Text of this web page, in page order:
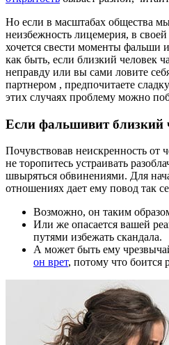
Но если в масштабах общества
неизбежность лицемерия, в
хочется свести моменты фальши
как быть, если близкий человек
неправду или вы сами ловите
партнером , предпочитаете
этих случаях проблему можно
Если фальшивит близкий
Почувствовав неискренность от
не торопитесь устраивать
швыряться обвинениями. Для
отношениях дает ему повод так
Возможно, он таким
Или же опасается вашей
путями избежать скандала.
А может быть ему
он врет, потому что боится